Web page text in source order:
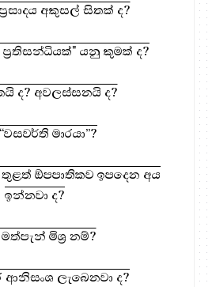
අකුසල් සිතක් ද?
ප්‍රතිසන්ධියක්" යනු කුමක් ද?
ද? අවලස්සනයි ද?
මාරයා”?
ඕපපාතිකව ඉපදෙන අය
ඉන්නවා ද?
මත්පැන් මිශ්‍ර නම්?
ආනිසංශ ලැබෙනවා ද?